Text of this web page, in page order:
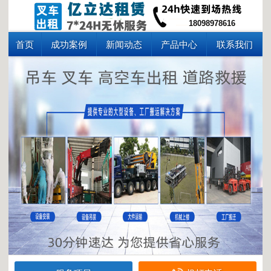
18098978616
首页 成功案例 新闻动态 产品中心 联系我们